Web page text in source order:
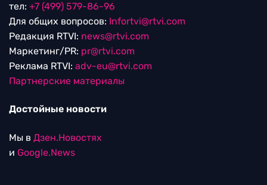
тел: +7 (499) 579-86-96
Для общих вопросов: Infortvi@rtvi.com
Редакция RTVI: news@rtvi.com
Маркетинг/PR: pr@rtvi.com
Реклама RTVI: adv-eu@rtvi.com
Партнерские материалы
Достойные новости
Мы в Дзен.Новостях
и Google.News